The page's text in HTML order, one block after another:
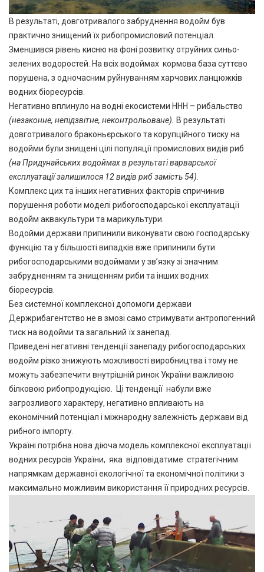
В результаті, довготривалого забруднення водойм був
практично знищений їх рибопромисловий потенціал.
Зменшився рівень кисню на фоні розвитку отруйних синьо-
зелених водоростей. На всіх водоймах кормова база суттєво
порушена, з одночасним руйнуванням харчових ланцюжків
водних біоресурсів.
Негативно вплинуло на водні екосистеми ННН – рибальство
(незаконне, непідзвітне, неконтрольоване).
В результаті
довготривалого браконьєрського та корупційного тиску на
водойми були знищені цілі популяції промислових видів риб
(на Придунайських водоймах в результаті варварської
експлуатації залишилося 12 видів риб замість 54)
Комплекс цих та інших негативних факторів спричинив
порушення роботи моделі рибогосподарської експлуатації
водойм аквакультури та марикультури.
Водойми держави припинили виконувати свою господарську
функцію та у більшості випадків вже припинили бути
рибогосподарськими водоймами у зв’язку зі значним
забрудненням та знищенням риби та інших водних
біоресурсів.
Без системної комплексної допомоги держави
Держрибагентство не в змозі само стримувати антропогенний
тиск на водойми та загальний їх занепад.
Приведені негативні тенденції занепаду рибогосподарських
водойм різко знижують можливості виробництва і тому не
можуть забезпечити внутрішній ринок України важливою
білковою рибопродукцією. Ці тенденції набули вже
загрозливого характеру, негативно впливають на
економічний потенціал і міжнародну залежність держави від
рибного імпорту.
Україні потрібна нова діюча модель комплексної експлуатації
водних ресурсів України, яка відповідатиме стратегічним
напрямкам державної екологічної та економічної політики з
максимально можливим використання її природних ресурсів.